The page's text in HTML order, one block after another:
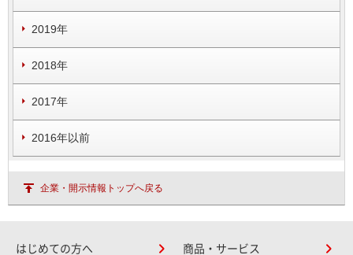
2019年
2018年
2017年
2016年以前
企業・開示情報トップへ戻る
はじめての方へ 商品・サービス